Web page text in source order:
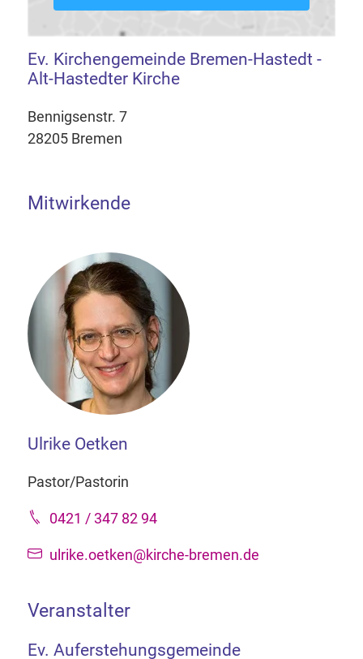
Ev. Kirchengemeinde Bremen-Hastedt -
Alt-Hastedter Kirche
Bennigsenstr. 7
28205 Bremen
Mitwirkende
Ulrike Oetken
Pastor/Pastorin
0421 / 347 82 94
ulrike.oetken@kirche-bremen.de
Veranstalter
Ev. Auferstehungsgemeinde